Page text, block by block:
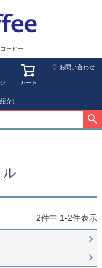
ーヒー
カート
♢ お問い合わせ
介）
ル
2件中 1-2件表示